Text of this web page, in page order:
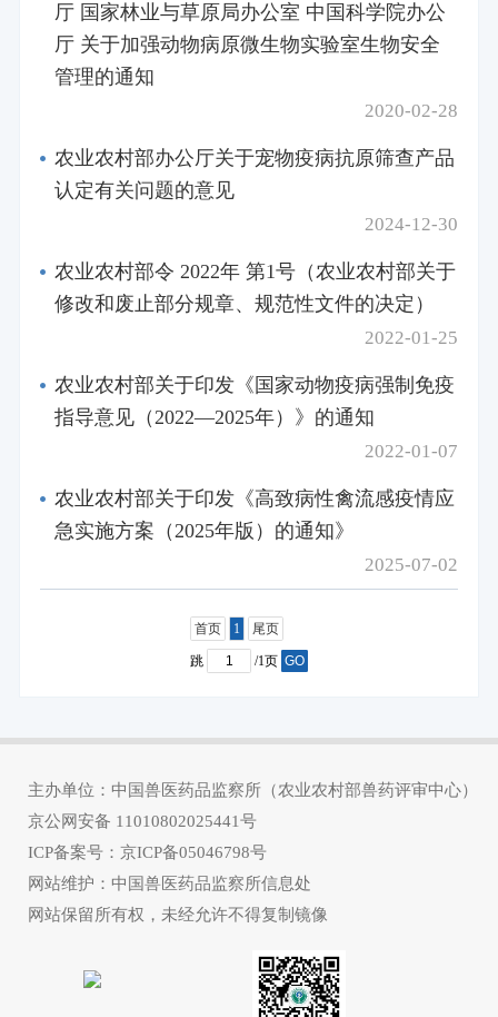
厅 国家林业与草原局办公室 中国科学院办公
厅 关于加强动物病原微生物实验室生物安全
管理的通知
2020-02-28
农业农村部办公厅关于宠物疫病抗原筛查产品
认定有关问题的意见
2024-12-30
农业农村部令 2022年 第1号（农业农村部关于
修改和废止部分规章、规范性文件的决定）
2022-01-25
农业农村部关于印发《国家动物疫病强制免疫
指导意见（2022—2025年）》的通知
2022-01-07
农业农村部关于印发《高致病性禽流感疫情应
急实施方案（2025年版）的通知》
2025-07-02
首页 1 尾页
跳 /1页 GO
主办单位：中国兽医药品监察所（农业农村部兽药评审中心）
京公网安备 11010802025441号
ICP备案号：京ICP备05046798号
网站维护：中国兽医药品监察所信息处
网站保留所有权，未经允许不得复制镜像